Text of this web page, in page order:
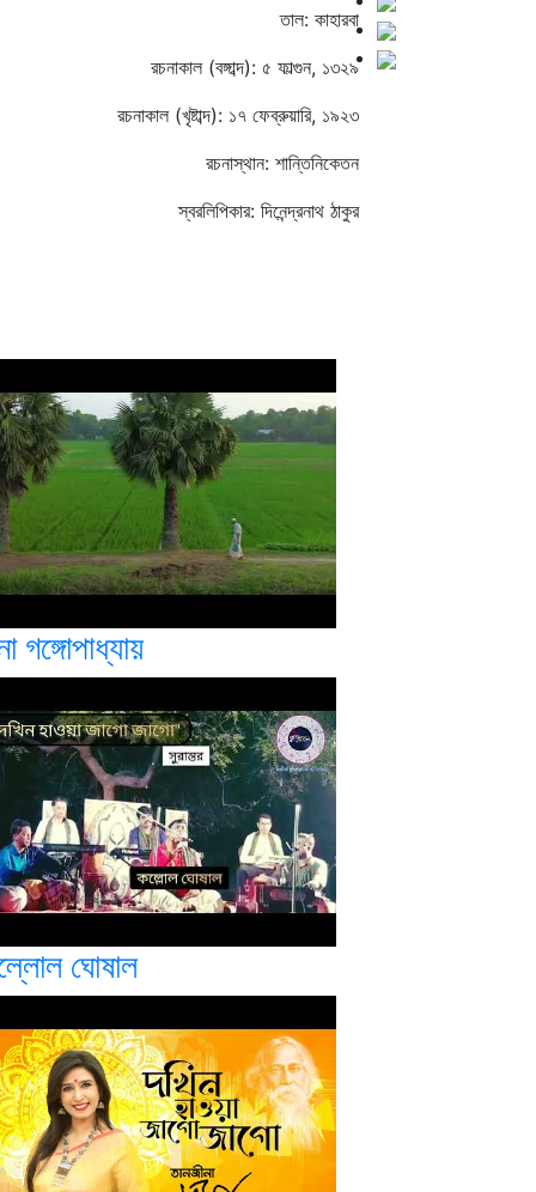
তাল: কাহারবা
রচনাকাল (বঙ্গাব্দ): ৫ ফাল্গুন, ১৩২৯
রচনাকাল (খৃষ্টাব্দ): ১৭ ফেব্রুয়ারি, ১৯২৩
রচনাস্থান: শান্তিনিকেতন
স্বরলিপিকার: দিনেন্দ্রনাথ ঠাকুর
গঙ্গোপাধ্যায়
ঘোষাল